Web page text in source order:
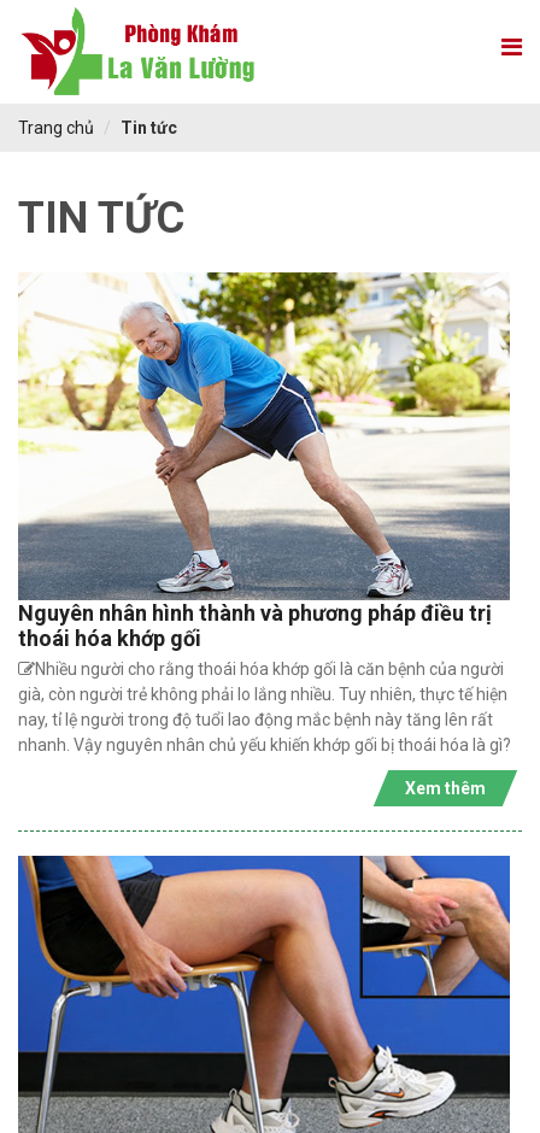
Trang chủ Tin tức
TIN TỨC
Nguyên nhân hình thành và phương pháp điều trị
thoái hóa khớp gối
Nhiều người cho rằng thoái hóa khớp gối là căn bệnh của người
già, còn người trẻ không phải lo lắng nhiều. Tuy nhiên, thực tế hiện
nay, tỉ lệ người trong độ tuổi lao động mắc bệnh này tăng lên rất
nhanh. Vậy nguyên nhân chủ yếu khiến khớp gối bị thoái hóa là gì?
Xem thêm